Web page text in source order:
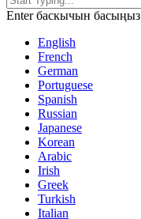
Enter баскычын басыңыз
English
French
German
Portuguese
Spanish
Russian
Japanese
Korean
Arabic
Irish
Greek
Turkish
Italian